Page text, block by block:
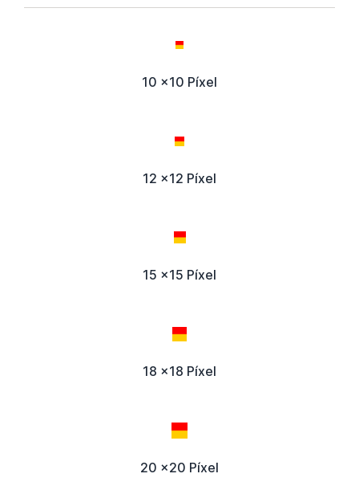
10 x10 Píxel
12 x12 Píxel
15 x15 Píxel
18 x18 Píxel
20 x20 Píxel